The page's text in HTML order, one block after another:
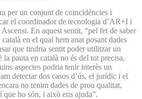
per un conjunt de coincidències i
el coordinador de tecnologia d’AR+I i
En aquest sentit, “pel fet de saber
en el qual hem anat posant dades
que tindria sentit poder utilitzar un
la pauta en català no és del tot precisa,
aspectes podria tenir interès un
detectar dos casos d’ús, el jurídic i el
no tenim dades de prou qualitat,
ho són, i això ens ajuda”.